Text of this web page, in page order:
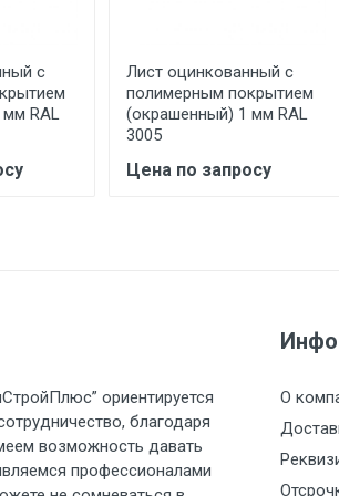
доставки по РФ рассчитывается
6500 с НДС
м, вес до 3 тн 7500 с НДС
м, вес до 5 тн 9000 с НДС
с
RAL
Лист оцинкованный с
полимерным покрытием
(окрашенный) 1 мм RAL
3005
Цена по запросу
ориентируется
благодаря
возможность давать
профессионалами
О